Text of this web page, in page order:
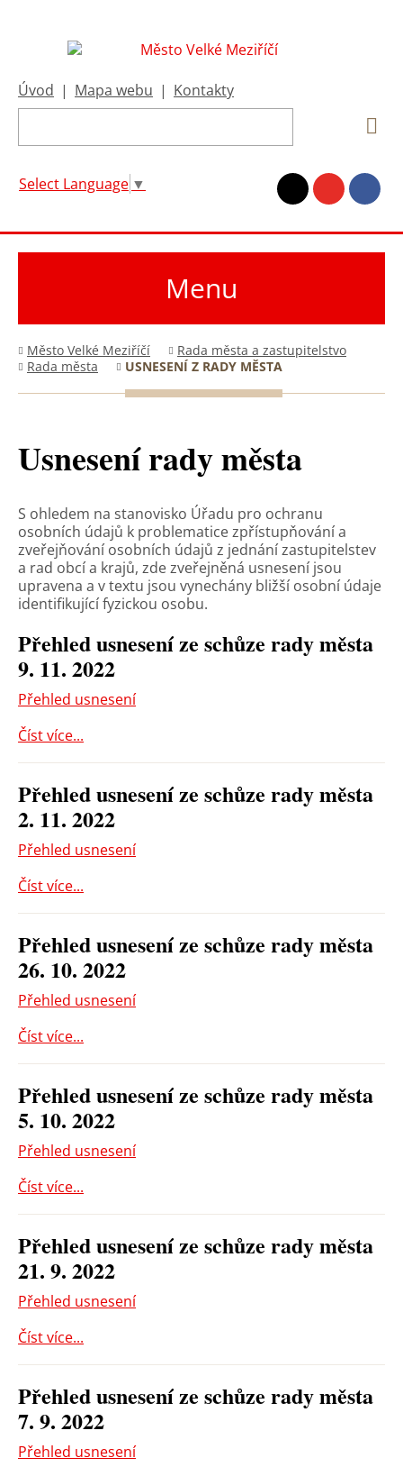
Úvod | Mapa webu | Kontakty
Select Language ▼
Menu
Město Velké Meziříčí
Rada města a zastupitelstvo
Rada města
USNESENÍ Z RADY MĚSTA
Usnesení rady města
S ohledem na stanovisko Úřadu pro ochranu
osobních údajů k problematice zpřístupňování a
zveřejňování osobních údajů z jednání zastupitelstev
a rad obcí a krajů, zde zveřejněná usnesení jsou
upravena a v textu jsou vynechány bližší osobní údaje
identifikující fyzickou osobu.
Přehled usnesení ze schůze rady města
9. 11. 2022
Přehled usnesení
Číst více...
Přehled usnesení ze schůze rady města
2. 11. 2022
Přehled usnesení
Číst více...
Přehled usnesení ze schůze rady města
26. 10. 2022
Přehled usnesení
Číst více...
Přehled usnesení ze schůze rady města
5. 10. 2022
Přehled usnesení
Číst více...
Přehled usnesení ze schůze rady města
21. 9. 2022
Přehled usnesení
Číst více...
Přehled usnesení ze schůze rady města
7. 9. 2022
Přehled usnesení